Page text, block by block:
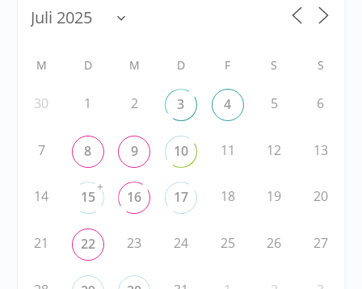
M D M D F S S
30 1 2 3 4 5 6
7 8 9 10 11 12 13
14 15
+
16 17 18 19 20
21 22 23 24 25 26 27